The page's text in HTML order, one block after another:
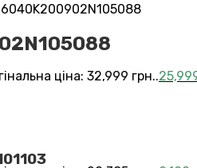
ціна: 32,999 грн..